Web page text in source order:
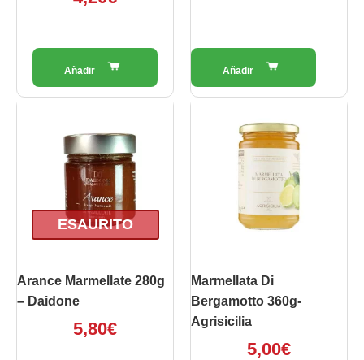
ESAURITO
Arance Marmellate 280g
– Daidone
5,80€
Marmellata Di
Bergamotto 360g-
Agrisicilia
5,00€